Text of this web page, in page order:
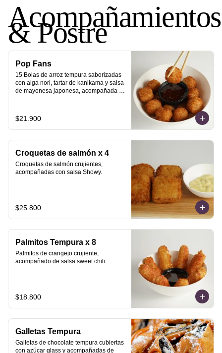
Acompañamientos
& Postre
Pop Fans
15 Bolas de arroz tempura saborizadas
con alga nori, tartar de kanikama y salsa
de mayonesa japonesa, acompañada
$21.900
Croquetas de salmón x 4
Croquetas de salmón crujientes,
acompañadas con salsa Showy.
$25.800
Palmitos Tempura x 8
Palmitos de crangejo crujiente,
acompañado de salsa sweet chili.
$18.800
Galletas Tempura
Galletas de chocolate tempura cubiertas
con azúcar glass y acompañadas de